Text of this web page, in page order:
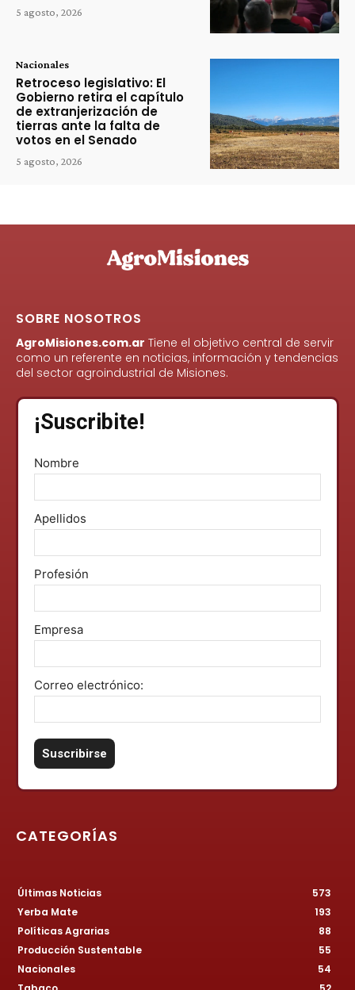
5 agosto, 2026
Nacionales
Retroceso legislativo: El
Gobierno retira el capítulo
de extranjerización de
tierras ante la falta de
votos en el Senado
5 agosto, 2026
SOBRE NOSOTROS
AgroMisiones.com.ar Tiene el objetivo central de servir
como un referente en noticias, información y tendencias
del sector agroindustrial de Misiones.
¡Suscribite!
Nombre
Apellidos
Profesión
Empresa
Correo electrónico:
CATEGORÍAS
Últimas Noticias
573
Yerba Mate
193
Políticas Agrarias
88
Producción Sustentable
55
Nacionales
54